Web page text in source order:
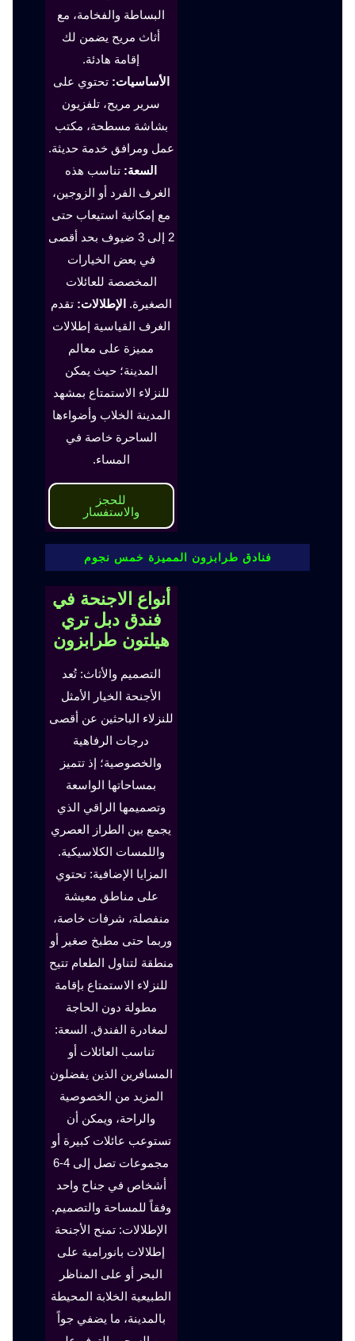
البساطة والفخامة، مع
أثاث مريح يضمن لك
إقامة هادئة.
الأساسيات: تحتوي على
سرير مريح، تلفزيون
بشاشة مسطحة، مكتب
عمل ومرافق خدمة حديثة.
السعة: تناسب هذه
الغرف الفرد أو الزوجين،
مع إمكانية استيعاب حتى
2 إلى 3 ضيوف بحد أقصى
في بعض الخيارات
المخصصة للعائلات
الصغيرة. الإطلالات: تقدم
الغرف القياسية إطلالات
مميزة على معالم
المدينة؛ حيث يمكن
للنزلاء الاستمتاع بمشهد
المدينة الخلاب وأضواءها
الساحرة خاصة في
المساء.
للحجز
والاستفسار
فنادق طرابزون المميزة خمس نجوم
أنواع الاجنحة في
فندق دبل تري
هيلتون طرابزون
التصميم والأثاث: تُعد
الأجنحة الخيار الأمثل
للنزلاء الباحثين عن أقصى
درجات الرفاهية
والخصوصية؛ إذ تتميز
بمساحاتها الواسعة
وتصميمها الراقي الذي
يجمع بين الطراز العصري
واللمسات الكلاسيكية.
المزايا الإضافية: تحتوي
على مناطق معيشة
منفصلة، شرفات خاصة،
وربما حتى مطبخ صغير أو
منطقة لتناول الطعام تتيح
للنزلاء الاستمتاع بإقامة
مطولة دون الحاجة
لمغادرة الفندق. السعة:
تناسب العائلات أو
المسافرين الذين يفضلون
المزيد من الخصوصية
والراحة، ويمكن أن
تستوعب عائلات كبيرة أو
مجموعات تصل إلى 4-6
أشخاص في جناح واحد
وفقاً للمساحة والتصميم.
الإطلالات: تمنح الأجنحة
إطلالات بانورامية على
البحر أو على المناظر
الطبيعية الخلابة المحيطة
بالمدينة، ما يضفي جواً